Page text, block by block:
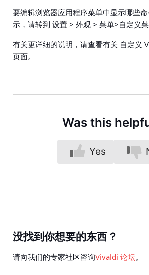
要编辑浏览器应用程序菜单中显示哪些
示，请转到 设置 > 外观 > 菜单>自定义
有关更详细的说明，请查看有关 自定义
页面。
Was this
Yes
没找到你想要的东西？
请向我们的专家社区咨询Vivaldi 论坛。